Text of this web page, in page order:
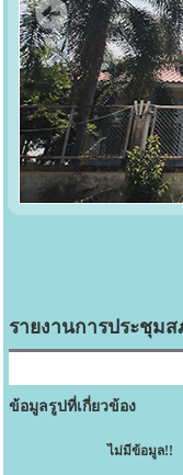
รายงานการประชุม
ข้อมูลรูปที่เกี่ยวข้อง
ไม่มีข้อมูล!!